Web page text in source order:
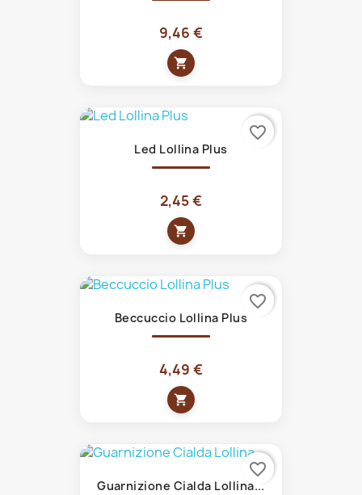
9,46 €
shopping_cart
Led Lollina Plus
2,45 €
shopping_cart
favorite_border
Beccuccio Lollina Plus
4,49 €
shopping_cart
favorite_border
Guarnizione Cialda Lollina...
favorite_border